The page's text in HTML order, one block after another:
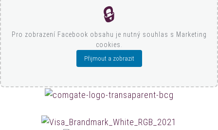
🔒
Pro zobrazení Facebook obsahu je nutný souhlas s Marketing
cookies.
Přijmout a zobrazit